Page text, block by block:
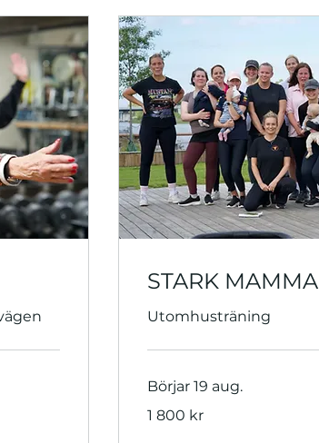
STARK MAMMA
Utomhusträning
Börjar 19 aug.
svenska
1 800 kr